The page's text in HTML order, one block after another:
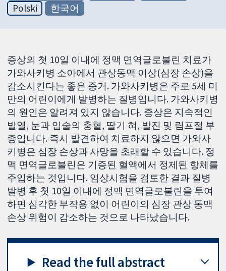
Polski
한국어
증상의 첫 10일 이내에 정맥 면역글로불린 치료가
가와사키병 소아에서 관상동맥 이상(심장 손상)을
감소시킨다는 좋은 증거. 가와사키병은 주로 5세 미
만의 어린이에게 발병하는 질병입니다. 가와사키병
의 원인은 알려져 있지 않습니다. 증상은 지속적인
발열, 눈과 입술의 충혈, 딸기 혀, 발진 및 림프절 부
종입니다. 즉시 발견하여 치료하지 않으면 가와사
키병은 심장 손상과 사망을 초래할 수 있습니다. 정
맥 면역글로불린은 기증된 혈액에서 정제된 항체를
주입하는 것입니다. 임상시험을 검토한 결과 질병
발병 후 첫 10일 이내에 정맥 면역글로불린을 투여
하면 심각한 부작용 없이 어린이의 심장 관상 동맥
손상 위험이 감소하는 것으로 나타났습니다.
Read the full abstract